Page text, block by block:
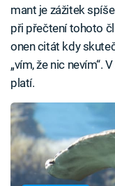
mant je zážitek
při přečtení tohoto
onen citát kdy
„vím, že nic
platí.